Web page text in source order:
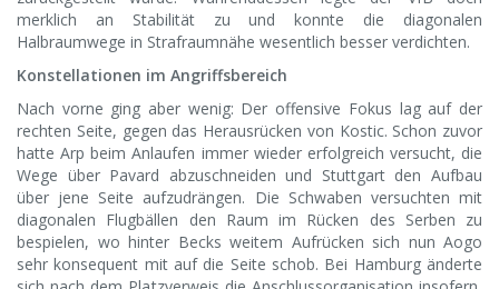
merklich an Stabilität zu und konnte die diagonalen
Halbraumwege in Strafraumnähe wesentlich besser verdichten.
Konstellationen im Angriffsbereich
Nach vorne ging aber wenig: Der offensive Fokus lag auf der
rechten Seite, gegen das Herausrücken von Kostic. Schon zuvor
hatte Arp beim Anlaufen immer wieder erfolgreich versucht, die
Wege über Pavard abzuschneiden und Stuttgart den Aufbau
über jene Seite aufzudrängen. Die Schwaben versuchten mit
diagonalen Flugbällen den Raum im Rücken des Serben zu
bespielen, wo hinter Becks weitem Aufrücken sich nun Aogo
sehr konsequent mit auf die Seite schob. Bei Hamburg änderte